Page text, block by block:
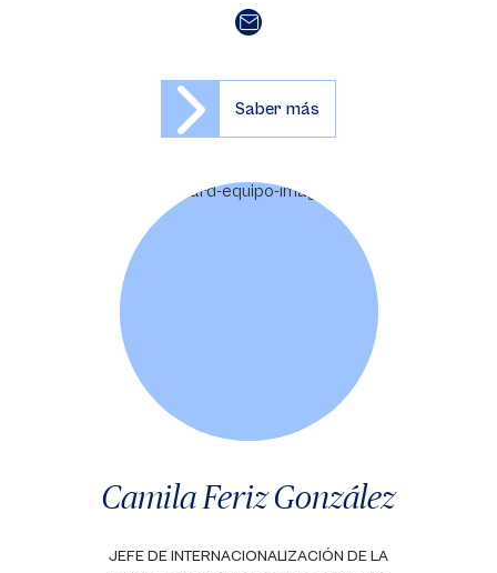
Saber más
Camila Feriz González
JEFE DE INTERNACIONALIZACIÓN DE LA